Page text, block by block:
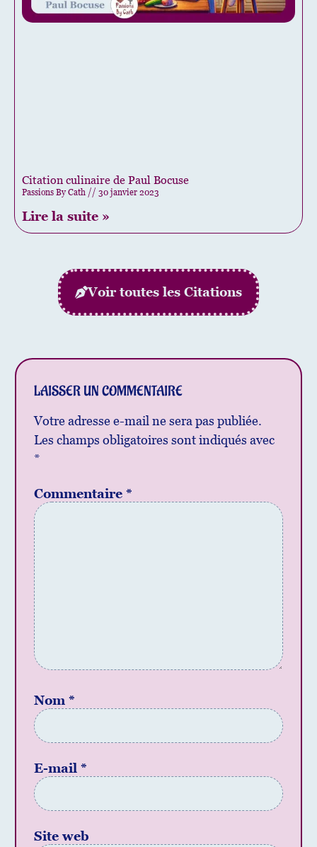
Citation culinaire de Paul Bocuse
Passions By Cath 30 janvier 2023
Lire la suite »
Voir toutes les Citations
LAISSER UN COMMENTAIRE
Votre adresse e-mail ne sera pas publiée.
Les champs obligatoires sont indiqués avec
*
Commentaire *
Nom *
E-mail *
Site web